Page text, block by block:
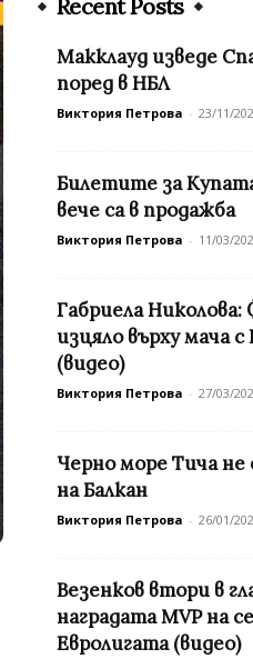
Recent Posts
Макклауд изведе
поред в НБЛ
Виктория Петрова - 23/11/
Билетите за
вече са в продажба
Виктория Петрова - 11/03/
Габриела
изцяло върху мача
(видео)
Виктория Петрова - 27/03/
Черно море Тича не
на Балкан
Виктория Петрова - 26/01/
Везенков втори в
наградата MVP на
Евролигата (видео)